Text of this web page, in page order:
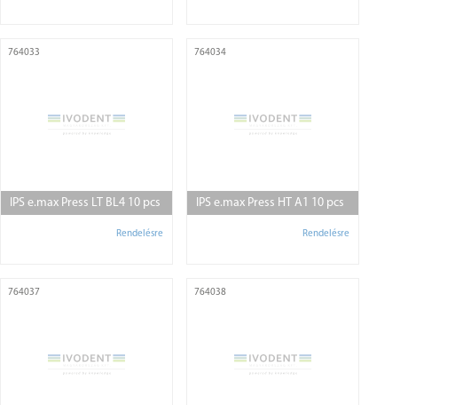
764033
IPS e.max Press LT BL4 10 pcs
Rendelésre
764034
IPS e.max Press HT A1 10 pcs
Rendelésre
764037 764038